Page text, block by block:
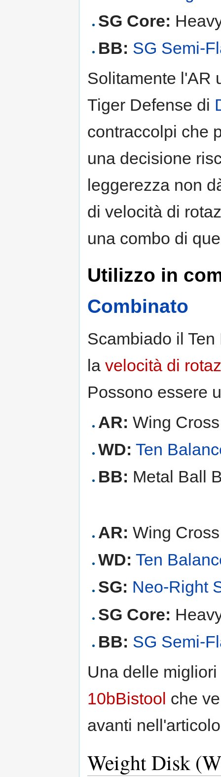
SG Core:
BB: SG Semi-
Solitamente l'AR
Tiger Defense di
contraccolpi che
una decisione
leggerezza non
di velocità di
una combo di
Utilizzo in
Combinato
Scambiado il
la velocità di
Possono essere
AR: Wing
WD: Ten
BB: Metal Ball
AR: Wing
WD: Ten
SG: Neo-Right
SG Core:
BB: SG Semi-
Una delle
10bBistool che
avanti
Weight Disk